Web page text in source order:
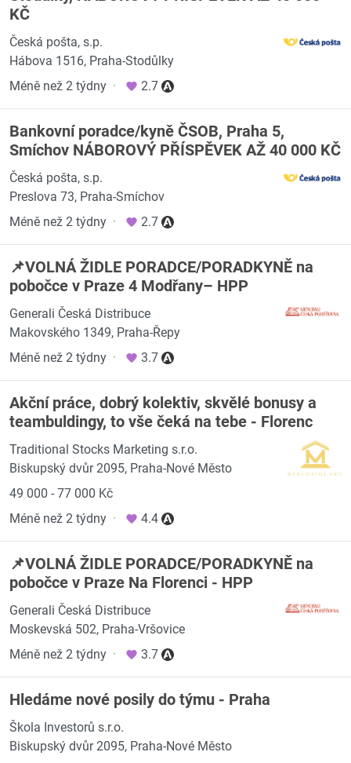
KČ
Česká pošta, s.p.
Hábova 1516, Praha-Stodůlky
Méně než 2 týdny · 2.7
Bankovní poradce/kyně ČSOB, Praha 5,
Smíchov NÁBOROVÝ PŘÍSPĚVEK AŽ 40 000 KČ
Česká pošta, s.p.
Preslova 73, Praha-Smíchov
Méně než 2 týdny · 2.7
📌VOLNÁ ŽIDLE PORADCE/PORADKYNĚ na
pobočce v Praze 4 Modřany– HPP
Generali Česká Distribuce
Makovského 1349, Praha-Řepy
Méně než 2 týdny · 3.7
Akční práce, dobrý kolektiv, skvělé bonusy a
teambuldingy, to vše čeká na tebe - Florenc
Traditional Stocks Marketing s.r.o.
Biskupský dvůr 2095, Praha-Nové Město
49 000 - 77 000 Kč
Méně než 2 týdny · 4.4
📌VOLNÁ ŽIDLE PORADCE/PORADKYNĚ na
pobočce v Praze Na Florenci - HPP
Generali Česká Distribuce
Moskevská 502, Praha-Vršovice
Méně než 2 týdny · 3.7
Hledáme nové posily do týmu - Praha
Škola Investorů s.r.o.
Biskupský dvůr 2095, Praha-Nové Město